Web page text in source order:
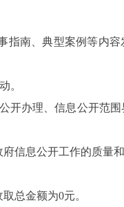
指南、典型案例等内容
。
开办理、信息公开范
信息公开工作的质量和
取总金额为0元。